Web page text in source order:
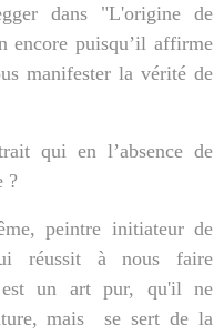
dans "L'origine de
puisqu’il affirme
manifester la vérité de
qui en l’absence de
?
peintre initiateur de
réussit à nous faire
est un art pur, qu'il ne
mais
se sert de la